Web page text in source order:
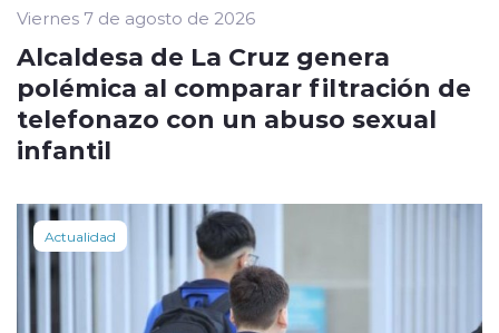
Viernes 7 de agosto de 2026
Alcaldesa de La Cruz genera
polémica al comparar filtración de
telefonazo con un abuso sexual
infantil
Actualidad